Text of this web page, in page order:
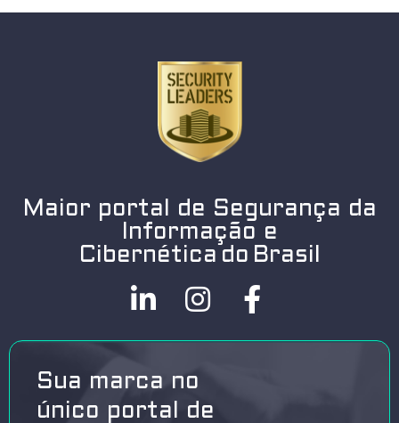
Maior portal de Segurança da
Informação e
Cibernética do Brasil
Sua marca no
único portal de